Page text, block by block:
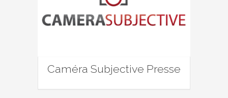
Caméra Subjective Presse